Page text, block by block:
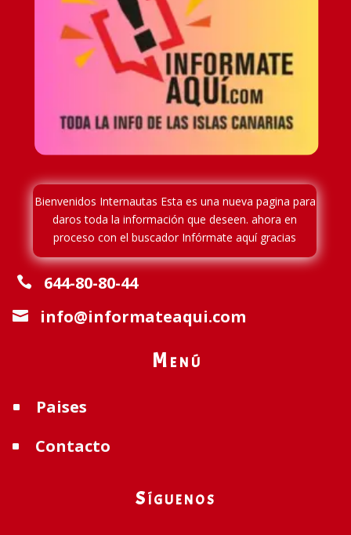
Bienvenidos Internautas Esta es una nueva pagina para
daros toda la información que deseen. ahora en
proceso con el buscador Infórmate aquí gracias
 644-80-80-44
 info@informateaqui.com
Menú
^ Paises
^ Contacto
Síguenos